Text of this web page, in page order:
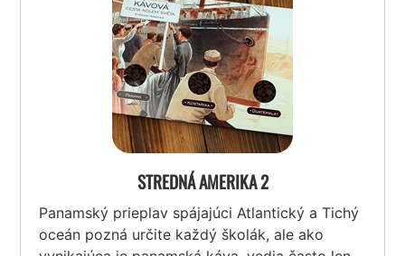
STREDNÁ AMERIKA 2
Panamský prieplav spájajúci Atlantický a Tichý
oceán pozná určite každý školák, ale ako